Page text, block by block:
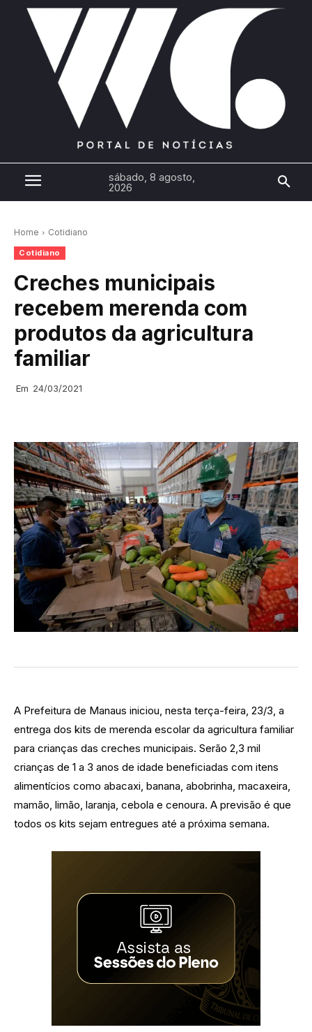
sábado, 8 agosto,
2026
Home Cotidiano
Cotidiano
Creches municipais
recebem merenda com
produtos da agricultura
familiar
Em 24/03/2021
A Prefeitura de Manaus iniciou, nesta terça-feira, 23/3, a
entrega dos kits de merenda escolar da agricultura familiar
para crianças das creches municipais. Serão 2,3 mil
crianças de 1 a 3 anos de idade beneficiadas com itens
alimentícios como abacaxi, banana, abobrinha, macaxeira,
mamão, limão, laranja, cebola e cenoura. A previsão é que
todos os kits sejam entregues até a próxima semana.